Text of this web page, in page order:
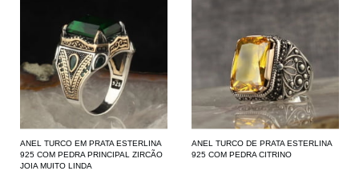
ANEL TURCO EM PRATA ESTERLINA
925 COM PEDRA PRINCIPAL ZIRCÃO
JOIA MUITO LINDA
ANEL TURCO DE PRATA ESTERLINA
925 COM PEDRA CITRINO